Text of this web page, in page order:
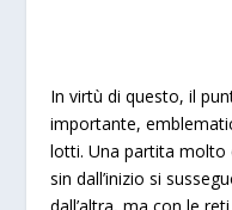
In virtù di questo, il
importante,
lotti. Una partita molto
sin dall’inizio si
dall’altra, ma con le